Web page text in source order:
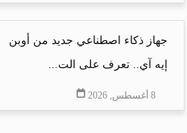
جهاز ذكاء اصطناعي جديد من أوبن
إيه آي.. تعرف على الت...
8 أغسطس, 2026